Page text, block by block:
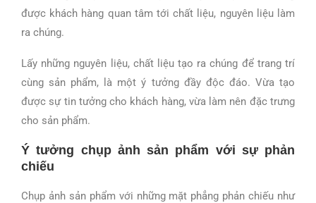
được khách hàng quan tâm tới chất liệu, nguyên liệu làm
ra chúng.
Lấy những nguyên liệu, chất liệu tạo ra chúng để trang trí
cùng sản phẩm, là một ý tưởng đầy độc đáo. Vừa tạo
được sự tin tưởng cho khách hàng, vừa làm nên đặc trưng
cho sản phẩm.
Ý tưởng chụp ảnh sản phẩm với sự phản
chiếu
Chụp ảnh sản phẩm với những mặt phẳng phản chiếu như